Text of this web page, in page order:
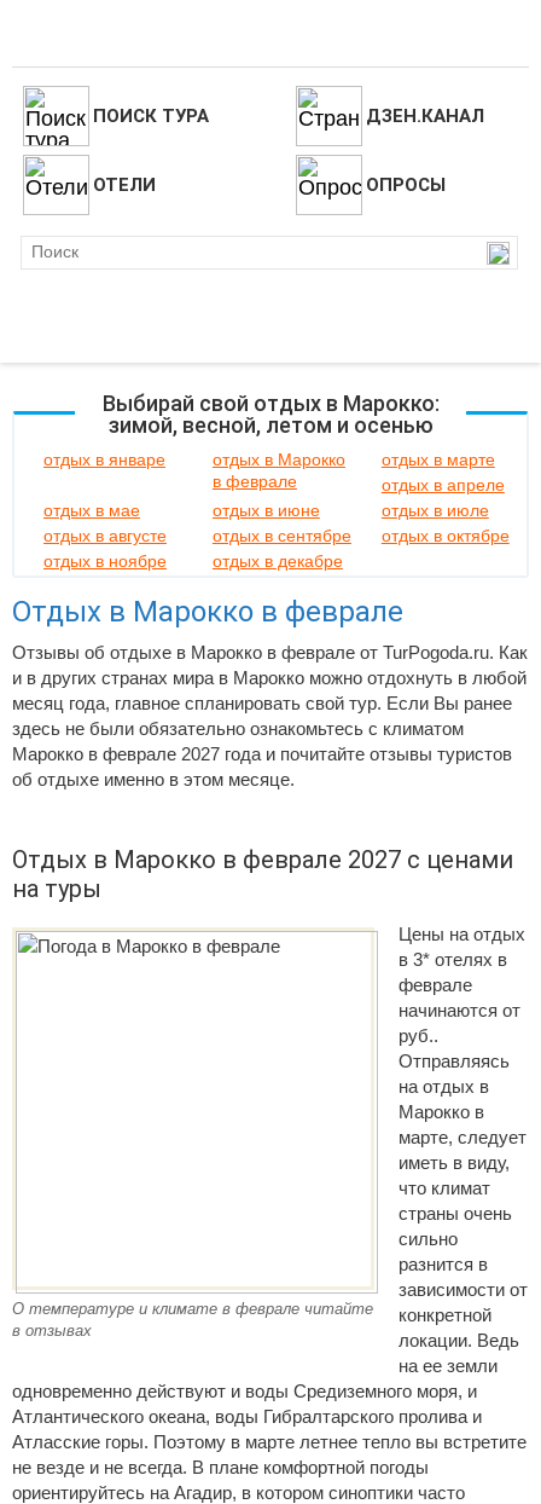
ПОИСК ТУРА ДЗЕН.КАНАЛ
ОТЕЛИ ОПРОСЫ
Выбирай свой отдых в Марокко:
зимой, весной, летом и осенью
отдых в январе
отдых в Марокко
в феврале
отдых в марте
отдых в апреле
отдых в мае
отдых в июне
отдых в июле
отдых в августе
отдых в сентябре
отдых в октябре
отдых в ноябре
отдых в декабре
Отдых в Марокко в феврале
Отзывы об отдыхе в Марокко в феврале от TurPogoda.ru. Как
и в других странах мира в Марокко можно отдохнуть в любой
месяц года, главное спланировать свой тур. Если Вы ранее
здесь не были обязательно ознакомьтесь с климатом
Марокко в феврале 2027 года и почитайте отзывы туристов
об отдыхе именно в этом месяце.
Отдых в Марокко в феврале 2027 с ценами
на туры
О температуре и климате в феврале читайте
в отзывах
Цены на отдых
в 3* отелях в
феврале
начинаются от
руб..
Отправляясь
на отдых в
Марокко в
марте, следует
иметь в виду,
что климат
страны очень
сильно
разнится в
зависимости от
конкретной
локации. Ведь
на ее земли
одновременно действуют и воды Средиземного моря, и
Атлантического океана, воды Гибралтарского пролива и
Атласские горы. Поэтому в марте летнее тепло вы встретите
не везде и не всегда. В плане комфортной погоды
ориентируйтесь на Агадир, в котором синоптики часто